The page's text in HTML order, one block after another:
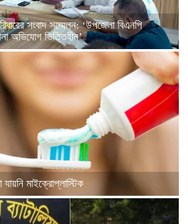
সংবাদ সম্মেলন: ‘উপজেলা বিএনপি
অভিযোগ ভিত্তিহীন’
মাইক্রোপ্লাস্টিক